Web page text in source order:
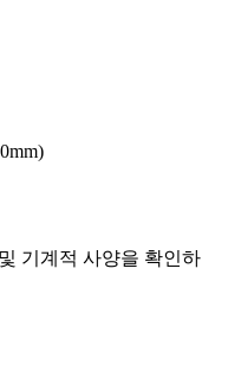
기계적 사양을 확인하